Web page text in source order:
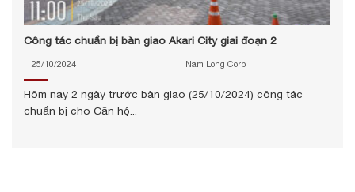
Công tác chuẩn bị bàn giao Akari City giai đoạn 2
25/10/2024 Nam Long Corp
Hôm nay 2 ngày trước bàn giao (25/10/2024) công tác
chuẩn bị cho Căn hộ...